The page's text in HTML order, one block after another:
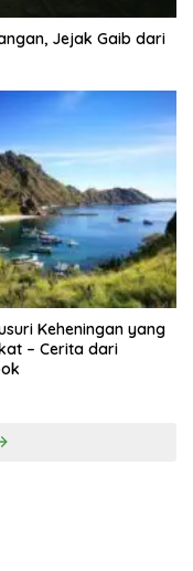
Jejak Gaib dari
Keheningan yang
– Cerita dari